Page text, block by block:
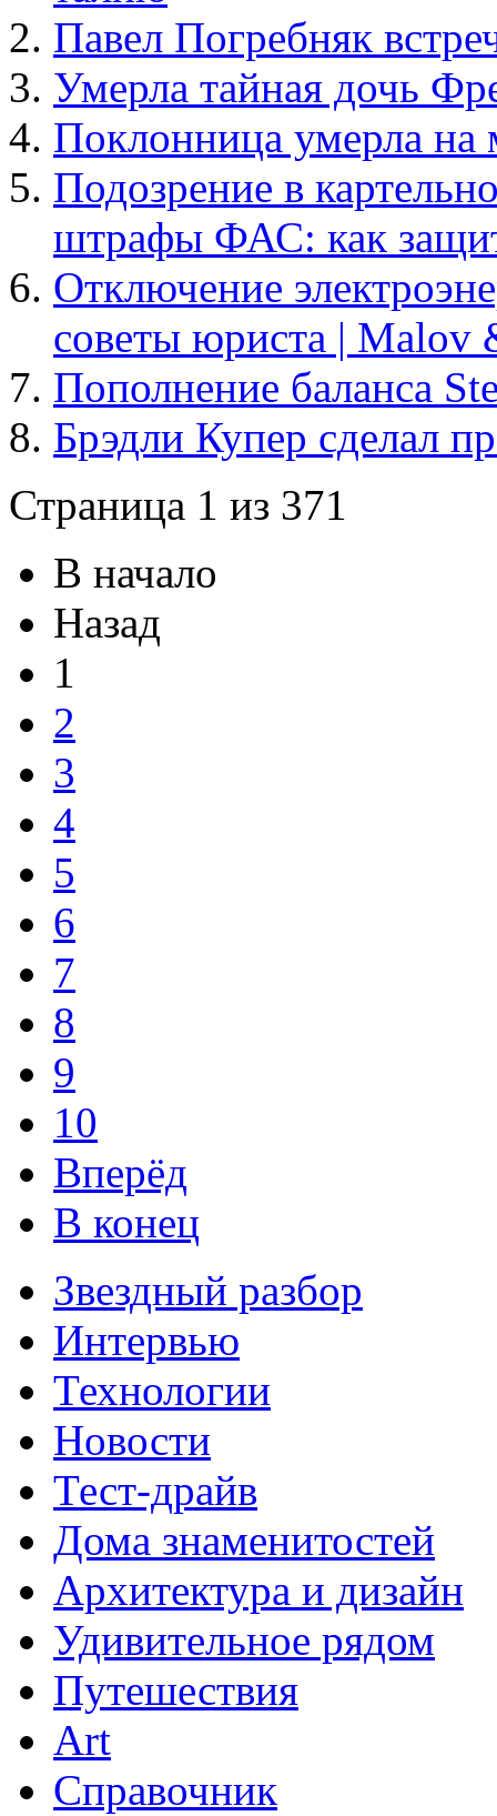
Павел Погребняк
Умерла тайная дочь
Поклонница умерла на
Подозрение в
штрафы ФАС: как
Отключение
советы юриста | Malov
Пополнение баланса
Брэдли Купер сделал
Страница 1 из 371
В начало
Назад
1
2
3
4
5
6
7
8
9
10
Вперёд
В конец
Звездный разбор
Интервью
Технологии
Новости
Тест-драйв
Дома знаменитостей
Архитектура и дизайн
Удивительное рядом
Путешествия
Art
Cправочник